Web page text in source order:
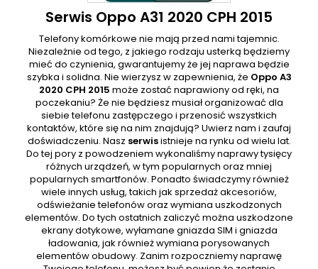
Serwis Oppo A31 2020 CPH 2015
Telefony komórkowe nie mają przed nami tajemnic.
Niezależnie od tego, z jakiego rodzaju usterką będziemy
mieć do czynienia, gwarantujemy że jej naprawa będzie
szybka i solidna. Nie wierzysz w zapewnienia, że Oppo A3
2020 CPH 2015 może zostać naprawiony od ręki, na
poczekaniu? Że nie będziesz musiał organizować dla
siebie telefonu zastępczego i przenosić wszystkich
kontaktów, które się na nim znajdują? Uwierz nam i zaufaj
doświadczeniu. Nasz serwisistnieje na rynku od wielu lat.
Do tej pory z powodzeniem wykonaliśmy naprawy tysięcy
różnych urządzeń, w tym popularnych oraz mniej
popularnych smartfonów. Ponadto świadczymy również
wiele innych usług, takich jak sprzedaż akcesoriów,
odświeżanie telefonów oraz wymiana uszkodzonych
elementów. Do tych ostatnich zaliczyć można uszkodzone
ekrany dotykowe, wyłamane gniazda SIM i gniazda
ładowania, jak również wymiana porysowanych
elementów obudowy. Zanim rozpoczniemy naprawę